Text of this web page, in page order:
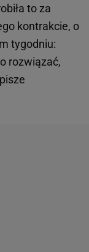
to za
kontrakcie, o
tygodniu:
rozwiązać,